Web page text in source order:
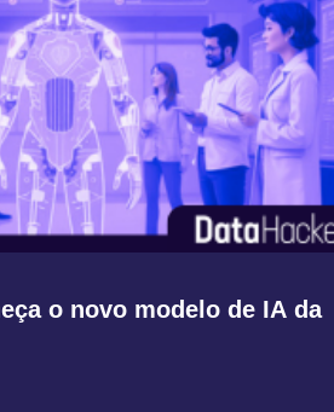
o novo modelo de IA da